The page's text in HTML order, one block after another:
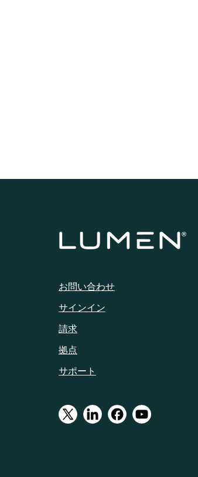
お問い合わせ
サインイン
請求
拠点
サポート